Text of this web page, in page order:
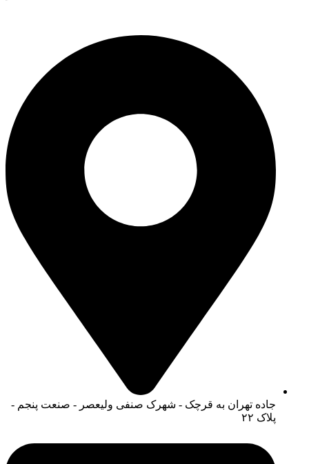
جاده تهران به قرچک - شهرک صنفی ولیعصر - صنعت پنجم -
پلاک ۲۲